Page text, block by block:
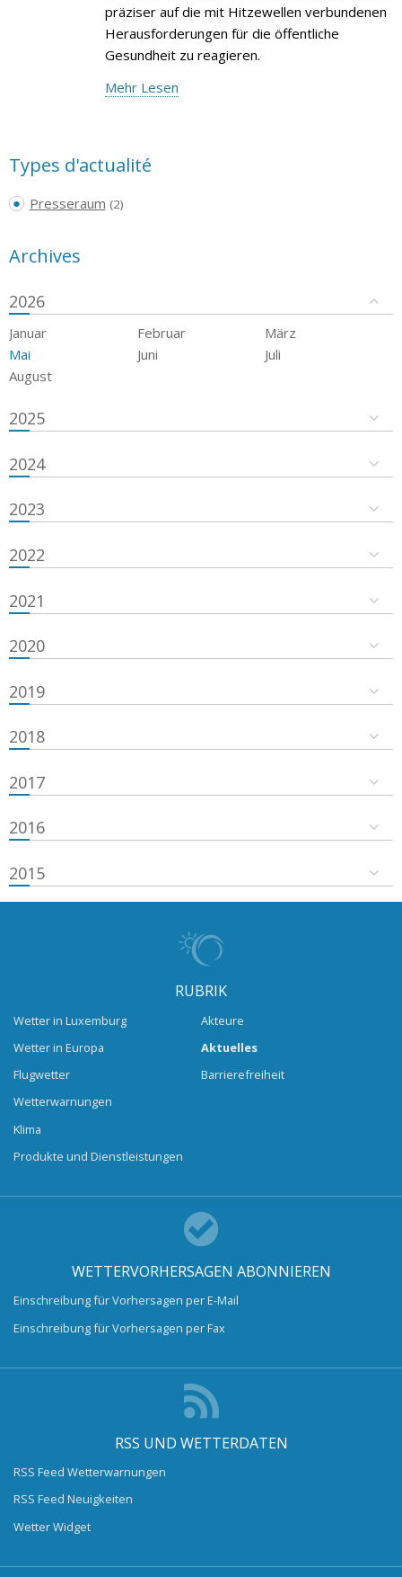
präziser auf die mit Hitzewellen verbundenen
Herausforderungen für die öffentliche
Gesundheit zu reagieren.
Mehr Lesen
Types d'actualité
Presseraum (2)
Archives
2026
Januar Februar
März
Mai
Juni
Juli
August
2025
2024
2023
2022
2021
2020
2019
2018
2017
2016
2015
RUBRIK
Wetter in Luxemburg
Wetter in Europa
Flugwetter
Wetterwarnungen
Klima
Produkte und Dienstleistungen
Akteure
Aktuelles
Barrierefreiheit
WETTERVORHERSAGEN ABONNIEREN
Einschreibung für Vorhersagen per E-Mail
Einschreibung für Vorhersagen per Fax
RSS UND WETTERDATEN
RSS Feed Wetterwarnungen
RSS Feed Neuigkeiten
Wetter Widget